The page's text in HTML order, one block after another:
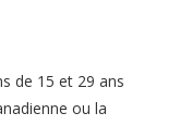
de 15 et 29 ans
ou la